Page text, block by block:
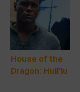
Vhagar:
Hangisi Daha
Büyük Ve Daha
House of the
Dragon: Hull’lu